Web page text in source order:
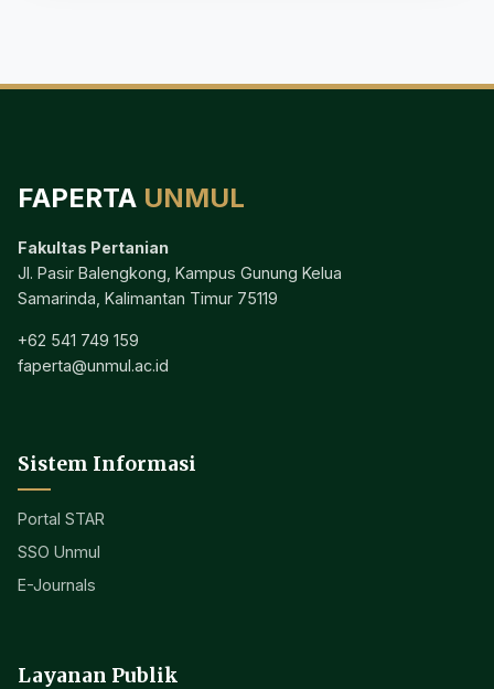
FAPERTA UNMUL
Fakultas Pertanian
Jl. Pasir Balengkong, Kampus Gunung Kelua
Samarinda, Kalimantan Timur 75119
+62 541 749 159
faperta@unmul.ac.id
Sistem Informasi
Portal STAR
SSO Unmul
E-Journals
Layanan Publik